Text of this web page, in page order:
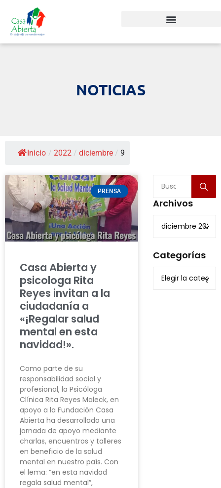
NOTICIAS
Inicio / 2022 / diciembre / 9
PRENSA
Casa Abierta y
psicologa Rita
Reyes invitan a la
ciudadanía a
«¡Regalar salud
mental en esta
navidad!».
Como parte de su
responsabilidad social y
profesional, la Psicóloga
Clínica Rita Reyes Maleck, en
apoyo a la Fundación Casa
Abierta ha desarrollado una
jornada de apoyo mediante
charlas, encuentros y talleres
en beneficio de la salud
mental en nuestro país. Con
el lema: “en esta navidad
regala salud mental”,
Archivos
Categorías